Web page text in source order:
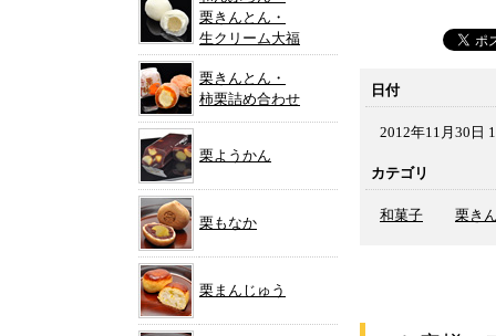
栗きんとん・
生クリーム大福
栗きんとん・
柿栗詰め合わせ
栗ようかん
栗もなか
栗まんじゅう
日付
2012年11月30日
カテゴリ
和菓子 栗き